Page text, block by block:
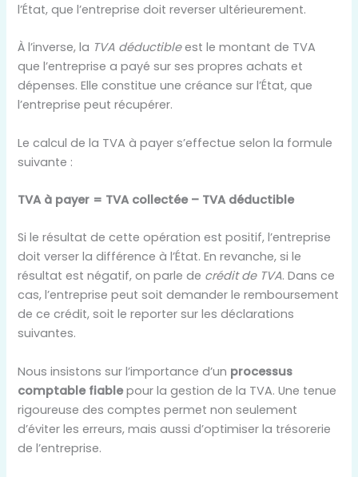
l’État, que l’entreprise doit reverser ultérieurement.
À l’inverse, la TVA déductibleest le montant de TVA
que l’entreprise a payé sur ses propres achats et
dépenses. Elle constitue une créance sur l’État, que
l’entreprise peut récupérer.
Le calcul de la TVA à payer s’effectue selon la formule
suivante :
TVA à payer = TVA collectée – TVA déductible
Si le résultat de cette opération est positif, l’entreprise
doit verser la différence à l’État. En revanche, si le
résultat est négatif, on parle de crédit de TVA. Dans ce
cas, l’entreprise peut soit demander le remboursement
de ce crédit, soit le reporter sur les déclarations
suivantes.
Nous insistons sur l’importance d’un processus
comptable fiablepour la gestion de la TVA. Une tenue
rigoureuse des comptes permet non seulement
d’éviter les erreurs, mais aussi d’optimiser la trésorerie
de l’entreprise.